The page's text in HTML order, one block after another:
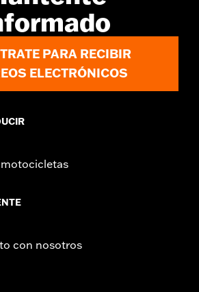
PARA RECIBIR
ELECTRÓNICOS
con nosotros